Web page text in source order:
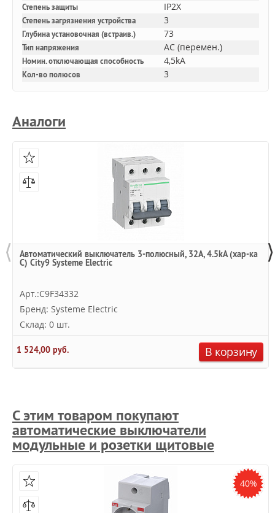
Степень защиты IP2X
Степень загрязнения устройства 3
Глубина установочная (встраив.) 73
Тип напряжения AC (перемен.)
Номин. отключающая способность 4,5kA
Кол-во полюсов 3
Аналоги
Автоматический выключатель 3-полюсный, 32А, 4.5kA (хар-ка
C) City9 Systeme Electric
Арт.:C9F34332
Бренд: Systeme Electric
Склад: 0 шт.
1 524,00 руб. В корзину
⟨ ⟩
С этим товаром покупают
автоматические выключатели
модульные и розетки щитовые
40%